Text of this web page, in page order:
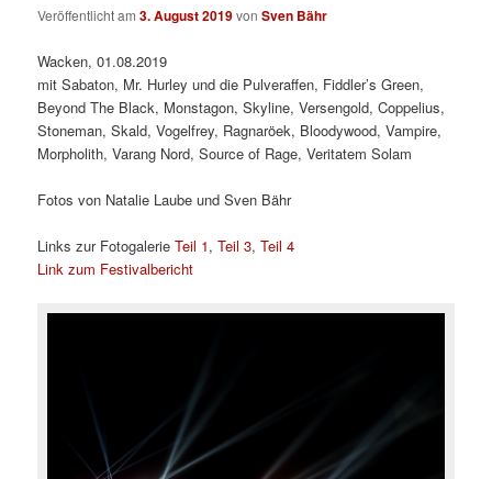
Veröffentlicht am3. August 2019vonSven Bähr
Wacken, 01.08.2019
mit Sabaton, Mr. Hurley und die Pulveraffen, Fiddler’s Green,
Beyond The Black, Monstagon, Skyline, Versengold, Coppelius,
Stoneman, Skald, Vogelfrey, Ragnaröek, Bloodywood, Vampire,
Morpholith, Varang Nord, Source of Rage, Veritatem Solam
Fotos von Natalie Laube und Sven Bähr
Links zur FotogalerieTeil 1,Teil 3,Teil 4
Link zum Festivalbericht